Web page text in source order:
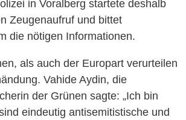
in Voralberg startete deshalb
Zeugenaufruf und bittet
die nötigen Informationen.
als auch der Europart verurteilen
Vahide Aydin, die
der Grünen sagte: „Ich bin
eindeutig antisemitistische und